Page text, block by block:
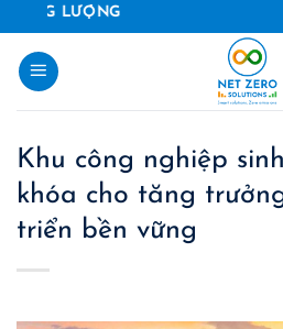
content
Khu công nghiệp
khóa cho tăng
triển bền vững